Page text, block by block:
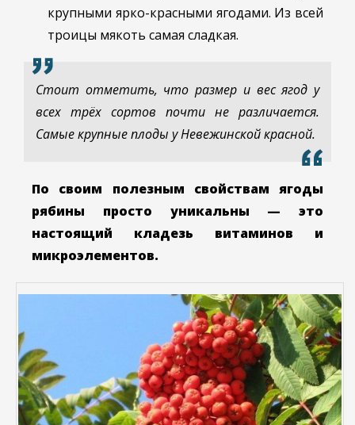
крупными ярко-красными ягодами. Из всей
троицы мякоть самая сладкая.
Стоит отметить, что размер и вес ягод у
всех трёх сортов почти не различается.
Самые крупные плоды у Невежинской красной.
По своим полезным свойствам ягоды
рябины просто уникальны — это
настоящий кладезь витаминов и
микроэлементов.